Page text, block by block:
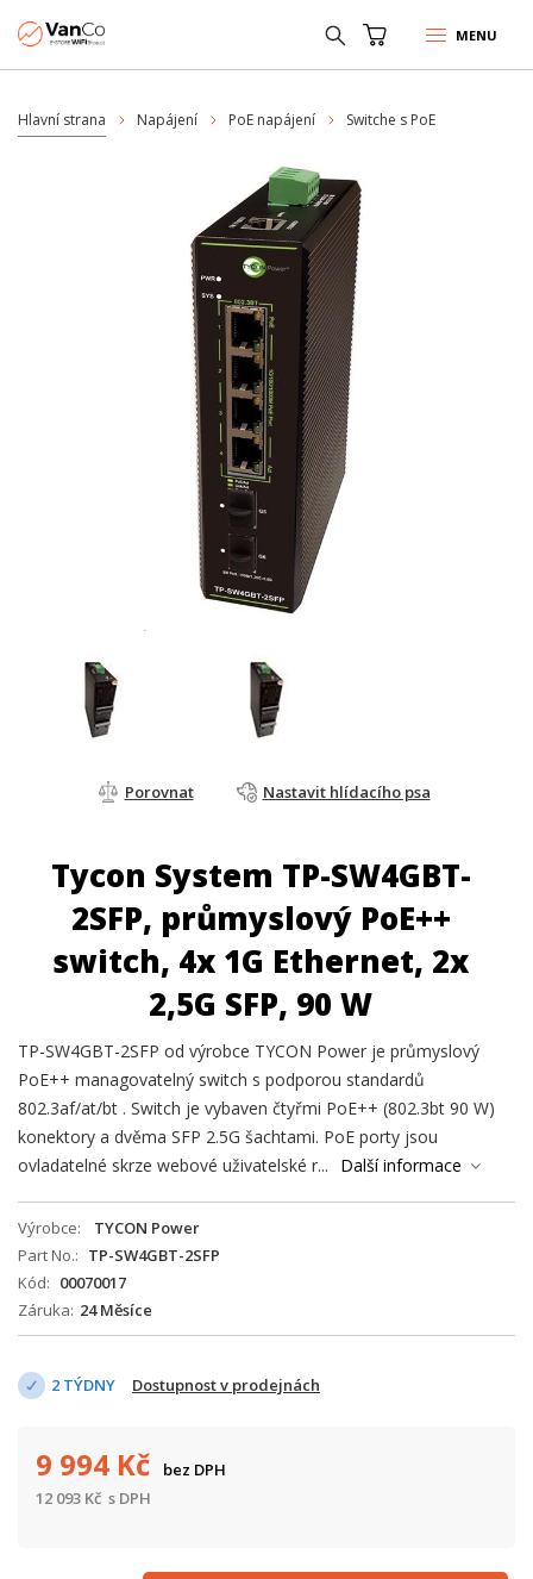
MENU
Hlavní strana Napájení PoE napájení Switche s PoE
Porovnat Nastavit hlídacího psa
Tycon System TP-SW4GBT-
2SFP, průmyslový PoE++
switch, 4x 1G Ethernet, 2x
2,5G SFP, 90 W
TP-SW4GBT-2SFP od výrobce TYCON Power je průmyslový
PoE++ managovatelný switch s podporou standardů
802.3af/at/bt . Switch je vybaven čtyřmi PoE++ (802.3bt 90 W)
konektory a dvěma SFP 2.5G šachtami. PoE porty jsou
ovladatelné skrze webové uživatelské r...
Další informace
Výrobce
TYCON Power
Part No.
TP-SW4GBT-2SFP
Kód
00070017
Záruka 24 Měsíce
2 TÝDNY Dostupnost v prodejnách
9 994 Kč
bez DPH
12 093 Kč s DPH